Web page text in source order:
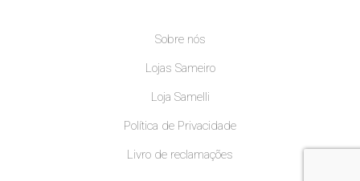
Sobre nós
Lojas Sameiro
Loja Samelli
Política de Privacidade
Livro de reclamações